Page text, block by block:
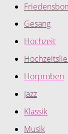
Gesang
Hochzeit
Hörproben
Jazz
Klassik
Musik